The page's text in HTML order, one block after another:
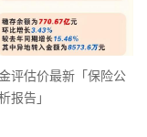
评估价最新「保险公
报告」